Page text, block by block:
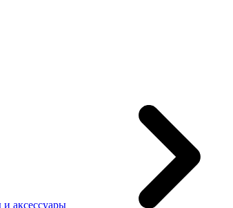
аксессуары